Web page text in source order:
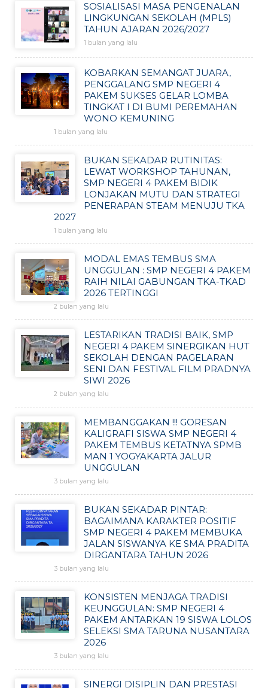
SOSIALISASI MASA PENGENALAN
LINGKUNGAN SEKOLAH (MPLS)
TAHUN AJARAN 2026/2027
1 bulan yang lalu
KOBARKAN SEMANGAT JUARA,
PENGGALANG SMP NEGERI 4
PAKEM SUKSES GELAR LOMBA
TINGKAT I DI BUMI PEREMAHAN
WONO KEMUNING
1 bulan yang lalu
BUKAN SEKADAR RUTINITAS:
LEWAT WORKSHOP TAHUNAN,
SMP NEGERI 4 PAKEM BIDIK
LONJAKAN MUTU DAN STRATEGI
PENERAPAN STEAM MENUJU TKA
2027
1 bulan yang lalu
MODAL EMAS TEMBUS SMA
UNGGULAN : SMP NEGERI 4 PAKEM
RAIH NILAI GABUNGAN TKA-TKAD
2026 TERTINGGI
2 bulan yang lalu
LESTARIKAN TRADISI BAIK, SMP
NEGERI 4 PAKEM SINERGIKAN HUT
SEKOLAH DENGAN PAGELARAN
SENI DAN FESTIVAL FILM PRADNYA
SIWI 2026
2 bulan yang lalu
MEMBANGGAKAN !!! GORESAN
KALIGRAFI SISWA SMP NEGERI 4
PAKEM TEMBUS KETATNYA SPMB
MAN 1 YOGYAKARTA JALUR
UNGGULAN
3 bulan yang lalu
BUKAN SEKADAR PINTAR:
BAGAIMANA KARAKTER POSITIF
SMP NEGERI 4 PAKEM MEMBUKA
JALAN SISWANYA KE SMA PRADITA
DIRGANTARA TAHUN 2026
3 bulan yang lalu
KONSISTEN MENJAGA TRADISI
KEUNGGULAN: SMP NEGERI 4
PAKEM ANTARKAN 19 SISWA LOLOS
SELEKSI SMA TARUNA NUSANTARA
2026
3 bulan yang lalu
SINERGI DISIPLIN DAN PRESTASI